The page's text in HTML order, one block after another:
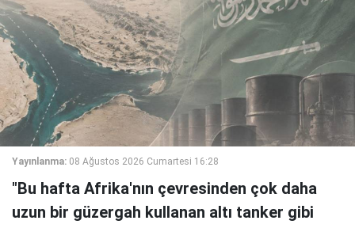
Yayınlanma: 08 Ağustos 2026 Cumartesi 16:28
"Bu hafta Afrika'nın çevresinden çok daha
uzun bir güzergah kullanan altı tanker gibi